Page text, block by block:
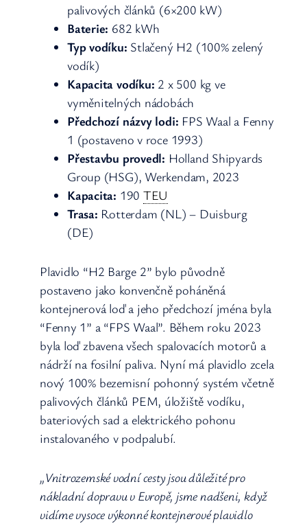
palivových článků (6×200 kW)
Baterie: 682 kWh
Typ vodíku: Stlačený H2 (100% zelený
vodík)
Kapacita vodíku: 2 x 500 kg ve
vyměnitelných nádobách
Předchozí názvy lodi: FPS Waal a Fenny
1 (postaveno v roce 1993)
Přestavbu provedl: Holland Shipyards
Group (HSG), Werkendam, 2023
Kapacita: 190 TEU
Trasa: Rotterdam (NL) – Duisburg
(DE)
Plavidlo “H2 Barge 2” bylo původně
postaveno jako konvenčně poháněná
kontejnerová loď a jeho předchozí jména byla
“Fenny 1” a “FPS Waal”. Během roku 2023
byla loď zbavena všech spalovacích motorů a
nádrží na fosilní paliva. Nyní má plavidlo zcela
nový 100% bezemisní pohonný systém včetně
palivových článků PEM, úložiště vodíku,
bateriových sad a elektrického pohonu
instalovaného v podpalubí.
„Vnitrozemské vodní cesty jsou důležité pro
nákladní dopravu v Evropě, jsme nadšeni, když
vidíme vysoce výkonné kontejnerové plavidlo